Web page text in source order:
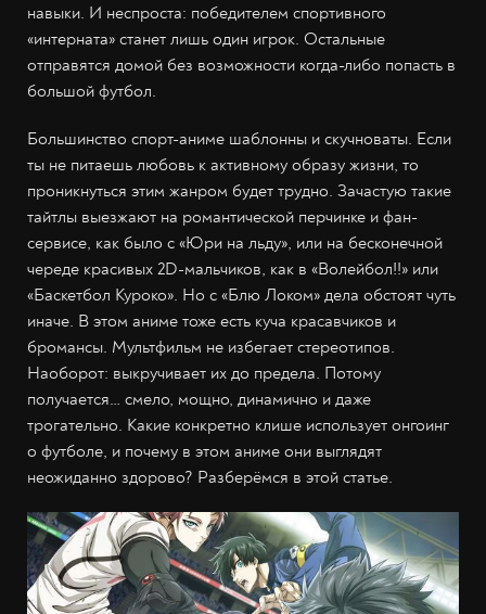
навыки. И неспроста: победителем спортивного
«интерната» станет лишь один игрок. Остальные
отправятся домой без возможности когда-либо попасть в
большой футбол.
Большинство спорт-аниме шаблонны и скучноваты. Если
ты не питаешь любовь к активному образу жизни, то
проникнуться этим жанром будет трудно. Зачастую такие
тайтлы выезжают на романтической перчинке и фан-
сервисе, как было с «Юри на льду», или на бесконечной
череде красивых 2D-мальчиков, как в «Волейбол!!» или
«Баскетбол Куроко». Но с «Блю Локом» дела обстоят чуть
иначе. В этом аниме тоже есть куча красавчиков и
бромансы. Мультфильм не избегает стереотипов.
Наоборот: выкручивает их до предела. Потому
получается… смело, мощно, динамично и даже
трогательно. Какие конкретно клише использует онгоинг
о футболе, и почему в этом аниме они выглядят
неожиданно здорово? Разберёмся в этой статье.